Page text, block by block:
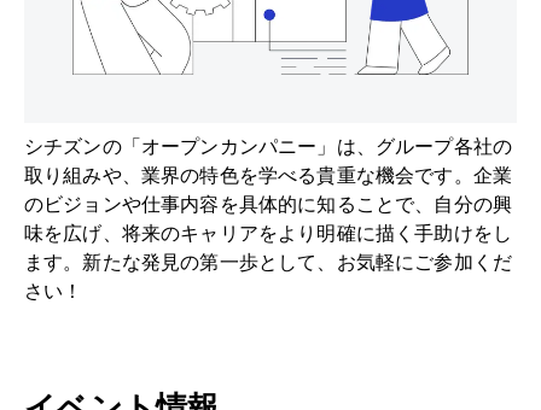
シチズンの「オープンカンパニー」は、グループ各社の
取り組みや、業界の特色を学べる貴重な機会です。企業
のビジョンや仕事内容を具体的に知ることで、自分の興
味を広げ、将来のキャリアをより明確に描く手助けをし
ます。新たな発見の第一歩として、お気軽にご参加くだ
さい！